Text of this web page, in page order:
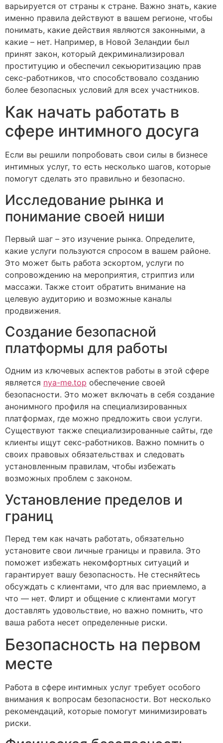
варьируется от страны к стране. Важно знать, какие
именно правила действуют в вашем регионе, чтобы
понимать, какие действия являются законными, а
какие – нет. Например, в Новой Зеландии был
принят закон, который декриминализировал
проституцию и обеспечил секьюритизацию прав
секс-работников, что способствовало созданию
более безопасных условий для всех участников.
Как начать работать в
сфере интимного досуга
Если вы решили попробовать свои силы в бизнесе
интимных услуг, то есть несколько шагов, которые
помогут сделать это правильно и безопасно.
Исследование рынка и
понимание своей ниши
Первый шаг – это изучение рынка. Определите,
какие услуги пользуются спросом в вашем районе.
Это может быть работа эскортом, услуги по
сопровождению на мероприятия, стриптиз или
массажи. Также стоит обратить внимание на
целевую аудиторию и возможные каналы
продвижения.
Создание безопасной
платформы для работы
Одним из ключевых аспектов работы в этой сфере
является nya-me.top обеспечение своей
безопасности. Это может включать в себя создание
анонимного профиля на специализированных
платформах, где можно предложить свои услуги.
Существуют также специализированные сайты, где
клиенты ищут секс-работников. Важно помнить о
своих правовых обязательствах и следовать
установленным правилам, чтобы избежать
возможных проблем с законом.
Установление пределов и
границ
Перед тем как начать работать, обязательно
установите свои личные границы и правила. Это
поможет избежать некомфортных ситуаций и
гарантирует вашу безопасность. Не стесняйтесь
обсуждать с клиентами, что для вас приемлемо, а
что — нет. Флирт и общение с клиентами могут
доставлять удовольствие, но важно помнить, что
ваша работа несет определенные риски.
Безопасность на первом
месте
Работа в сфере интимных услуг требует особого
внимания к вопросам безопасности. Вот несколько
рекомендаций, которые помогут минимизировать
риски.